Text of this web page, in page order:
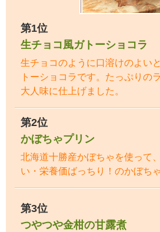
第1位
生チョコ風ガトーショコラ
生チョコのように口溶けのよい
トーショコラです。たっぷりの
大人味に仕上げました。
第2位
かぼちゃプリン
北海道十勝産かぼちゃを使って
い・栄養価ばっちり！のかぼち
第3位
つやつや金柑の甘露煮